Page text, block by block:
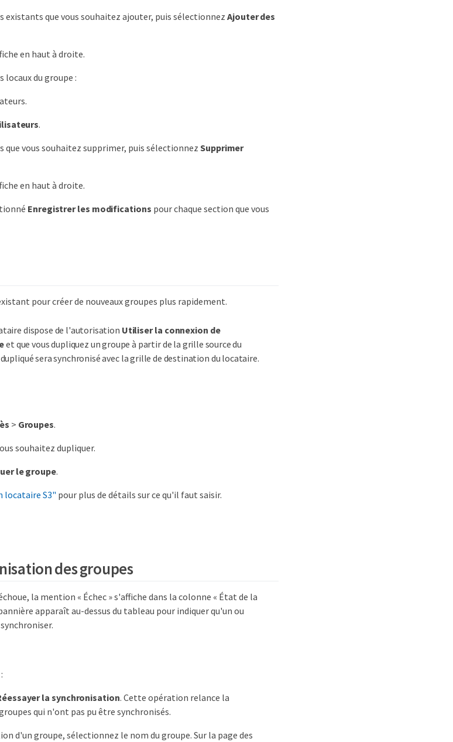
que vous souhaitez ajouter, puis sélectionnez Ajouter des
en haut à droite.
du groupe :
.
vous souhaitez supprimer, puis sélectionnez Supprimer
en haut à droite.
Enregistrer les modifications pour chaque section que vous
pour créer de nouveaux groupes plus rapidement.
dispose de l'autorisation Utiliser la connexion de
et que vous dupliquez un groupe à partir de la grille source du
sera synchronisé avec la grille de destination du locataire.
> Groupes.
souhaitez dupliquer.
le groupe.
locataire S3" pour plus de détails sur ce qu'il faut saisir.
des groupes
la mention « Échec » s'affiche dans la colonne « État de la
apparaît au-dessus du tableau pour indiquer qu'un ou
la synchronisation. Cette opération relance la
qui n'ont pas pu être synchronisés.
d'un groupe, sélectionnez le nom du groupe. Sur la page des